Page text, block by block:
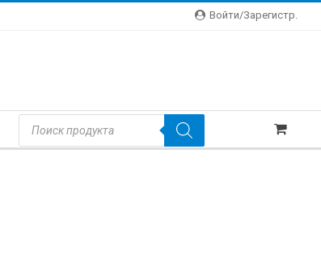
Войти/зарегистр.
Поиск
Товаров